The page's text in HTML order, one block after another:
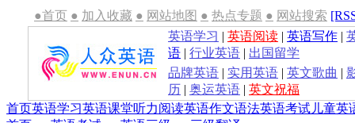
●首页 ● 加入收藏 ● 网站地图 ● 热点专题 ● 网站搜索
英语学习 | 英语阅读 | 英语写作 |
语 | 行业英语 | 出国留学
品牌英语 | 实用英语 | 英文歌曲 |
历 | 奥运英语 | 英文祝福
首页英语学习英语课堂听力阅读英语作文语法英语考试 儿童英